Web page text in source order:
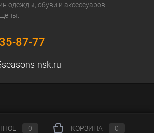
одежды, обуви и аксессуаров.
87-77
nsk.ru
0 КОРЗИНА 0